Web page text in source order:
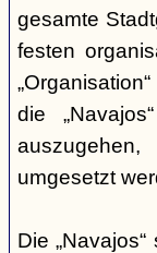
gesamte
festen
die
umgesetzt
Die